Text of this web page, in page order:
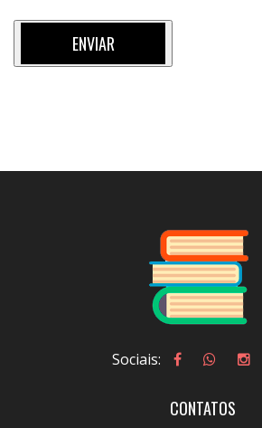
ENVIAR
Sociais:
CONTATOS